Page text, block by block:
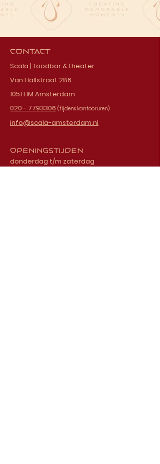
Contact
Scala | foodbar & theater
Van Hallstraat 286
1051 HM Amsterdam
020 - 7793306 (tijdens kantooruren)
info@scala-amsterdam.nl
Openingstijden
donderdag t/m zaterdag